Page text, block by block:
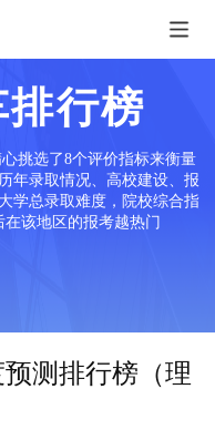
行榜
挑选了8个评价指标来衡量
年录取情况、高校建设、报
学总录取难度，院校综合指
该地区的报考越热门
测排行榜（理